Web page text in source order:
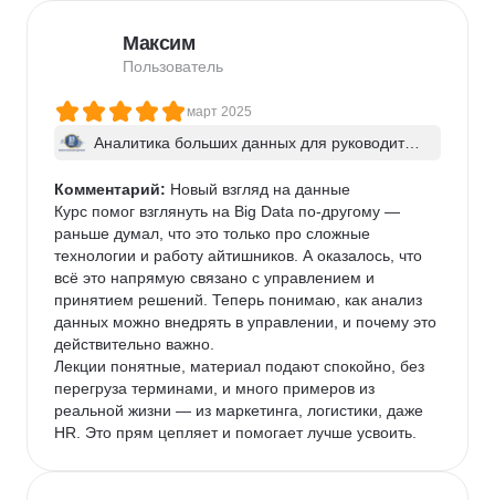
Максим
Пользователь
март 2025
Аналитика больших данных для руководител
Комментарий: Новый взгляд на данные
Курс помог взглянуть на Big Data по-другому —
раньше думал, что это только про сложные
технологии и работу айтишников. А оказалось, что
всё это напрямую связано с управлением и
принятием решений. Теперь понимаю, как анализ
данных можно внедрять в управлении, и почему это
действительно важно.
Лекции понятные, материал подают спокойно, без
перегруза терминами, и много примеров из
реальной жизни — из маркетинга, логистики, даже
HR. Это прям цепляет и помогает лучше усвоить.